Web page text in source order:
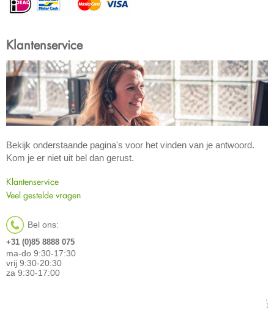
Klantenservice
Bekijk onderstaande pagina's voor het vinden van je antwoord.
Kom je er niet uit bel dan gerust.
Klantenservice
Veel gestelde vragen
Bel ons:
+31 (0)85 8888 075
ma-do 9:30-17:30
vrij 9:30-20:30
za 9:30-17:00